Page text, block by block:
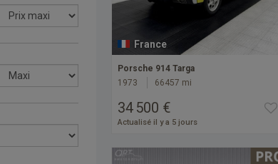
France
Porsche 914 Targa
1973
66457 mi
34 500 €
Actualisé il y a 5 jours